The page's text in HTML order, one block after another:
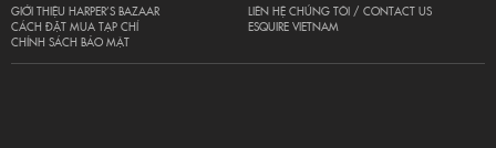
GIỚI THIỆU HARPER’S BAZAAR
CÁCH ĐẶT MUA TẠP CHÍ
CHÍNH SÁCH BẢO MẬT
LIÊN HỆ CHÚNG TÔI / CONTACT US
ESQUIRE VIETNAM